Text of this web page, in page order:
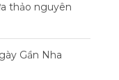
thảo nguyên
Gần Nha